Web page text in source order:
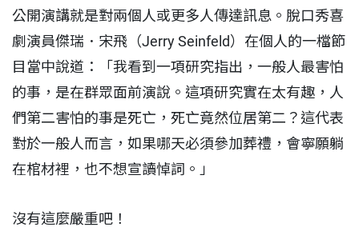
公開演講就是對兩個人或更多人傳達訊息。脫口秀喜
劇演員傑瑞．宋飛（Jerry Seinfeld）在個人的一檔節
目當中說道：「我看到一項研究指出，一般人最害怕
的事，是在群眾面前演說。這項研究實在太有趣，人
們第二害怕的事是死亡，死亡竟然位居第二？這代表
對於一般人而言，如果哪天必須參加葬禮，會寧願躺
在棺材裡，也不想宣讀悼詞。」
沒有這麼嚴重吧！